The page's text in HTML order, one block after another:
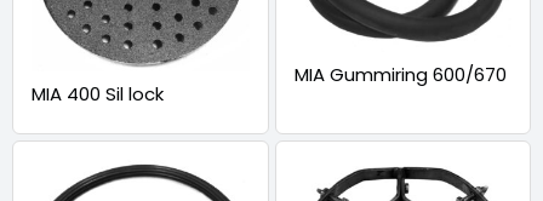
MIA 400 Sil lock
MIA Gummiring 600/670